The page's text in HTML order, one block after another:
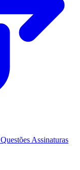
Questões Assinaturas